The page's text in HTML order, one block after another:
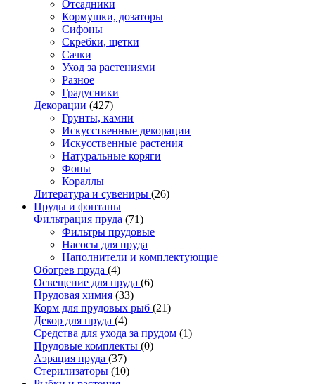
Отсадники
Кормушки, дозаторы
Сифоны
Скребки, щетки
Сачки
Уход за растениями
Разное
Градусники
Декорации (427)
Грунты, камни
Искусственные декорации
Искусственные растения
Натуральные коряги
Фоны
Кораллы
Литература и сувениры (26)
Пруды и фонтаны
Фильтрация пруда (71)
Фильтры прудовые
Насосы для пруда
Наполнители и комплектующие
Обогрев пруда (4)
Освещение для пруда (6)
Прудовая химия (33)
Корм для прудовых рыб (21)
Декор для пруда (4)
Средства для ухода за прудом (1)
Прудовые комплекты (0)
Аэрация пруда (37)
Стерилизаторы (10)